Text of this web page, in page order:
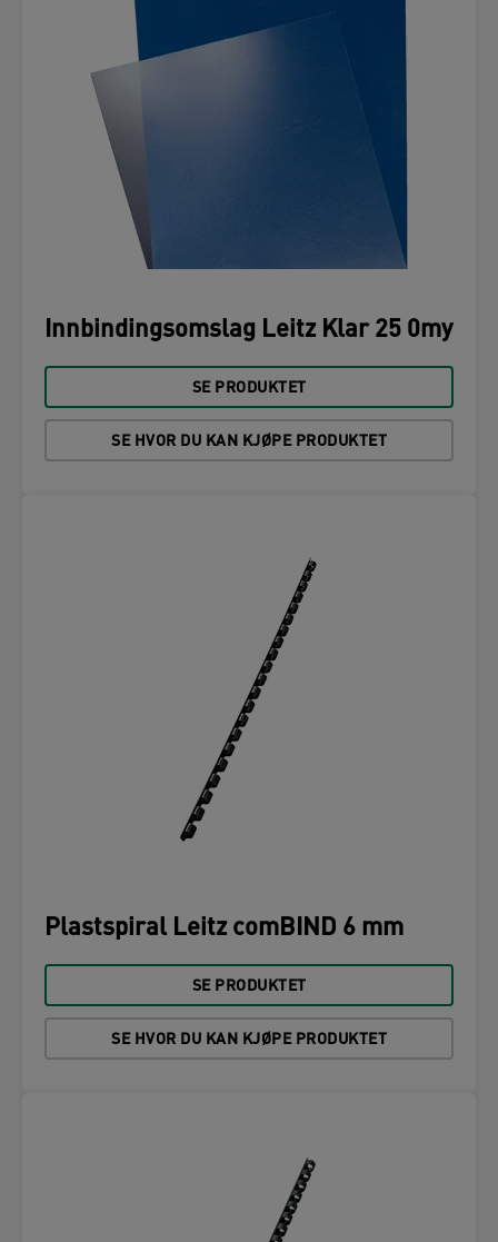
Innbindingsomslag Leitz Klar 25 0my
SE PRODUKTET
SE HVOR DU KAN KJØPE PRODUKTET
Plastspiral Leitz comBIND 6 mm
SE PRODUKTET
SE HVOR DU KAN KJØPE PRODUKTET